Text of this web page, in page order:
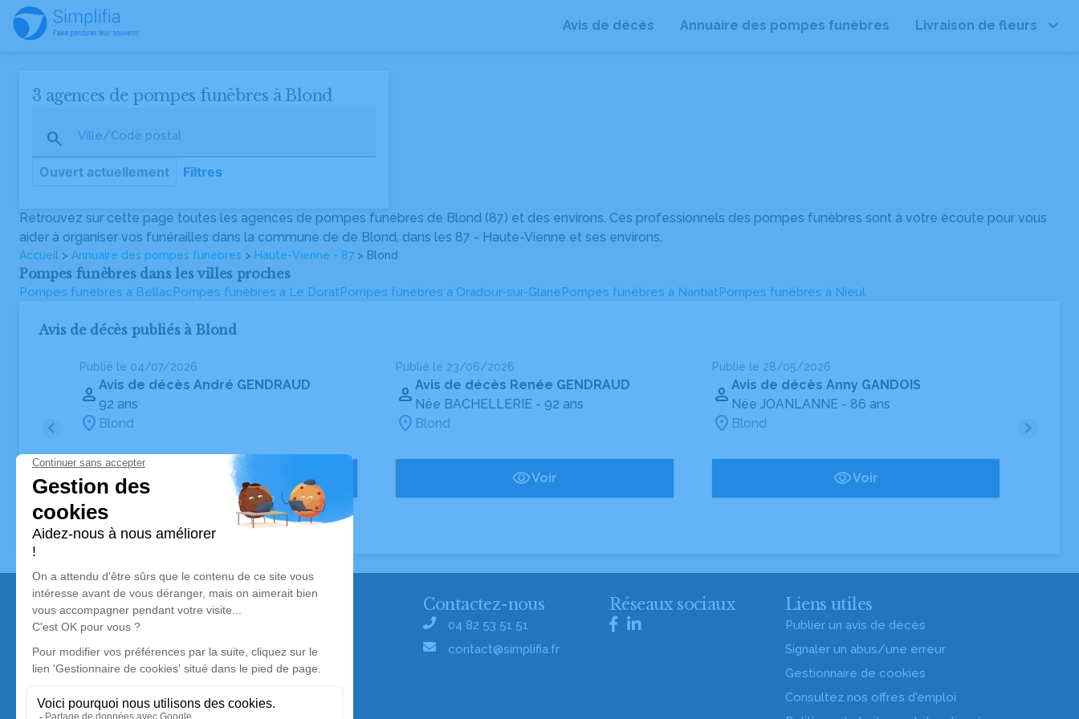
Avis de décès Annuaire des pompes funèbres Livraison de fleurs
3 agences de pompes funèbres à Blond
Ville/Code postal
Ouvert actuellement Filtres
Pompes Funèbres Bellac Bideau
Agence vérifiée
4.9
(40)•Ouvert lundi à 09h30
2, Avenue Georges Pompidou, 87300 Bellac
05 55 68 16 16
Pompes Funèbres Pioffret François
05 55 68 11 46
Pompes Funèbres PFG Bellac
1 rue du Général Arbellot, 87300 Bellac
Retrouvez sur cette page toutes les agences de pompes funèbres de Blond (87) et des environs. Ces professionnels des pompes funèbres sont à votre écoute pour vous
aider à organiser vos funérailles dans la commune de de Blond, dans les 87 - Haute-Vienne et ses environs.
Accueil > Annuaire des pompes funèbres > Haute-Vienne - 87 > Blond
Pompes funèbres dans les villes proches
Pompes funèbres à BellacPompes funèbres à Le DoratPompes funèbres à Oradour-sur-GlanePompes funèbres à NantiatPompes funèbres à Nieul
Avis de décès publiés à Blond
Publié le 04/07/2026
Avis de décès André GENDRAUD
92 ans
Blond
Voir
Publié le 23/06/2026
Avis de décès Renée GENDRAUD
Née BACHELLERIE - 92 ans
Blond
Voir
Publié le 28/05/2026
Avis de décès Anny GANDOIS
Née JOANLANNE - 86 ans
Blond
Voir
Tous les avis de décès à Blond
Nos services
Avis de décès
Liste des familles
Annuaire des pompes funèbres
Livraison de fleurs
Contactez-nous
04 82 53 51 51
contact@simplifia.fr
Réseaux sociaux Liens utiles
Publier un avis de décès
Signaler un abus/une erreur
Gestionnaire de cookies
Consultez nos offres d'emploi